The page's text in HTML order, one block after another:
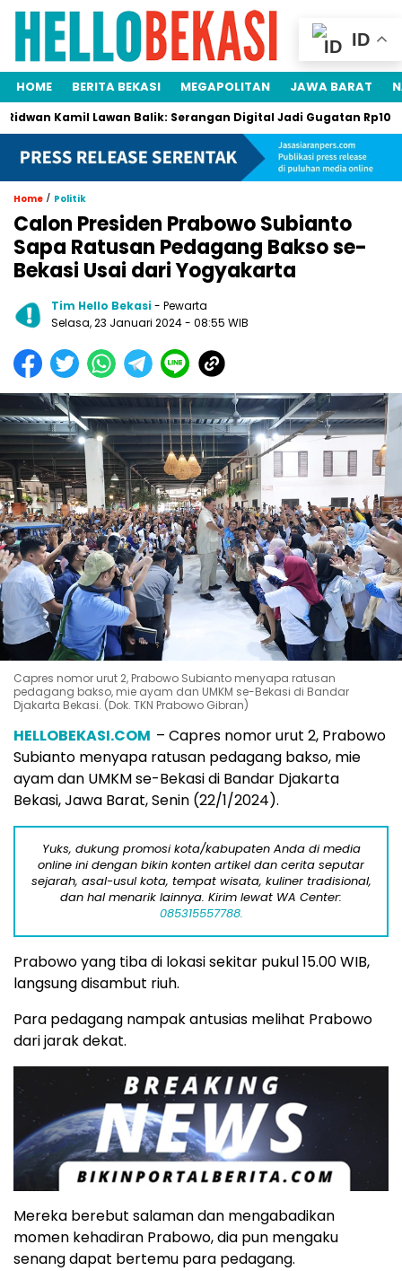
HOME BERITA BEKASI MEGAPOLITAN JAWA BARAT
Kamil Lawan Balik: Serangan Digital Jadi Gugatan Rp105 Miliar
Home / Politik
Calon Presiden Prabowo Subianto
Sapa Ratusan Pedagang Bakso se-
Bekasi Usai dari Yogyakarta
Tim Hello Bekasi- Pewarta
Selasa, 23 Januari 2024 - 08:55 WIB
Capres nomor urut 2, Prabowo Subianto menyapa ratusan
pedagang bakso, mie ayam dan UMKM se-Bekasi di Bandar
Djakarta Bekasi. (Dok. TKN Prabowo Gibran)
HELLOBEKASI.COM – Capres nomor urut 2, Prabowo
Subianto menyapa ratusan pedagang bakso, mie
ayam dan UMKM se-Bekasi di Bandar Djakarta
Bekasi, Jawa Barat, Senin (22/1/2024).
Yuks, dukung promosi kota/kabupaten Anda di media
online ini dengan bikin konten artikel dan cerita seputar
sejarah, asal-usul kota, tempat wisata, kuliner tradisional,
dan hal menarik lainnya. Kirim lewat WA Center:
085315557788.
Prabowo yang tiba di lokasi sekitar pukul 15.00 WIB,
langsung disambut riuh.
Para pedagang nampak antusias melihat Prabowo
dari jarak dekat.
Mereka berebut salaman dan mengabadikan
momen kehadiran Prabowo, dia pun mengaku
senang dapat bertemu para pedagang.
ID